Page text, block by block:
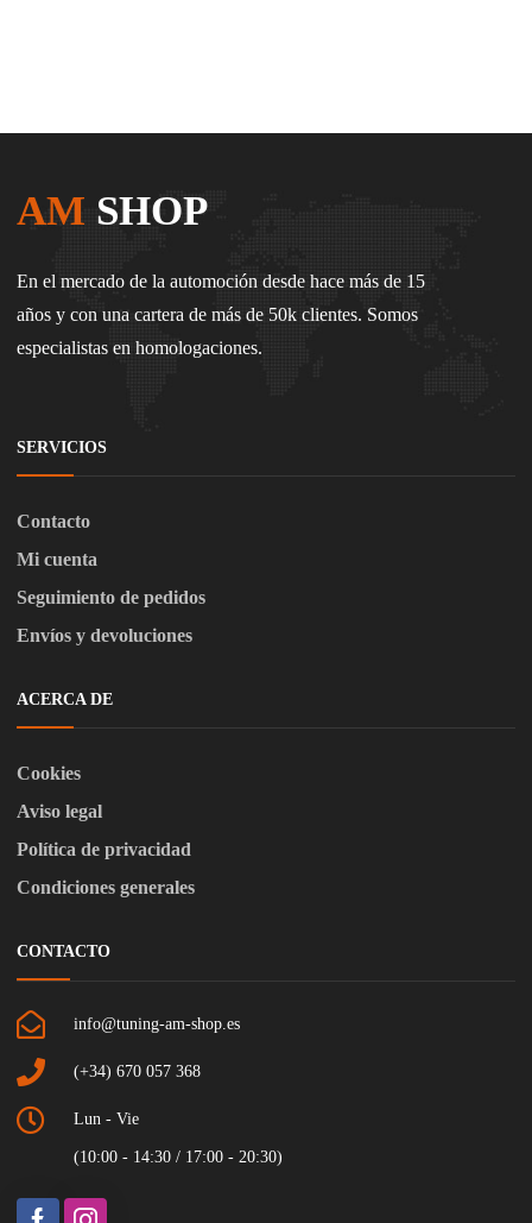
AM SHOP
En el mercado de la automoción desde hace más de 15
años y con una cartera de más de 50k clientes. Somos
especialistas en homologaciones.
SERVICIOS
Contacto
Mi cuenta
Seguimiento de pedidos
Envíos y devoluciones
ACERCA DE
Cookies
Aviso legal
Política de privacidad
Condiciones generales
CONTACTO
info@tuning-am-shop.es
(+34) 670 057 368
Lun - Vie
(10:00 - 14:30 / 17:00 - 20:30)